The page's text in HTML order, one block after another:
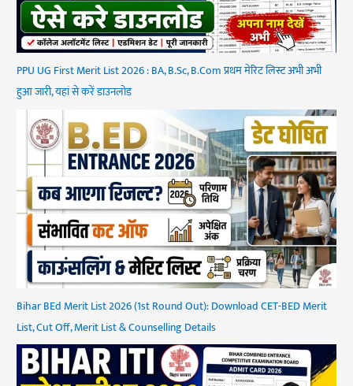
PPU UG First Merit List 2026 : BA, B.Sc, B.Com प्रथम मेरिट लिस्ट अभी अभी
हुआ जारी, यहां से करें डाउनलोड
Bihar BEd Merit List 2026 (1st Round Out): Download CET-BED Merit
List, Cut Off, Merit List & Counselling Details